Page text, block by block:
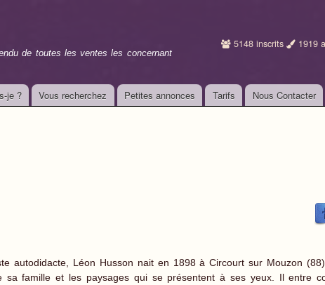
de toutes les ventes les concernant
5148 inscrits 1919
je ? Vous recherchez Petites annonces Tarifs Nous Contacter
autodidacte, Léon Husson nait en 1898 à Circourt sur Mouzon
famille et les paysages qui se présentent à ses yeux. Il entre